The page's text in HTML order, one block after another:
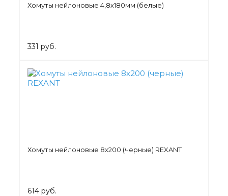
Хомуты нейлоновые 4,8х180мм (белые)
331 руб.
Хомуты нейлоновые 8х200 (черные) REXANT
614 руб.